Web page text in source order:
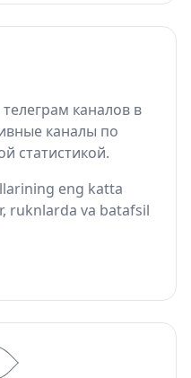
каналов в
каналы по
статистикой.
eng katta
ruknlarda va batafsil